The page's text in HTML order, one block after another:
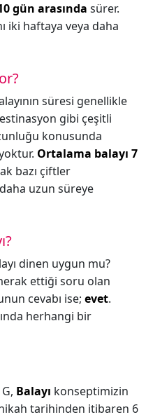
gün arasında sürer.
iki haftaya veya daha
süresi genellikle
gibi çeşitli
konusunda
Ortalama balayı 7
bazı çiftler
uzun süreye
dinen uygun mu?
ettiği soru olan
cevabı ise; evet.
herhangi bir
Balayı konseptimizin
tarihinden itibaren 6